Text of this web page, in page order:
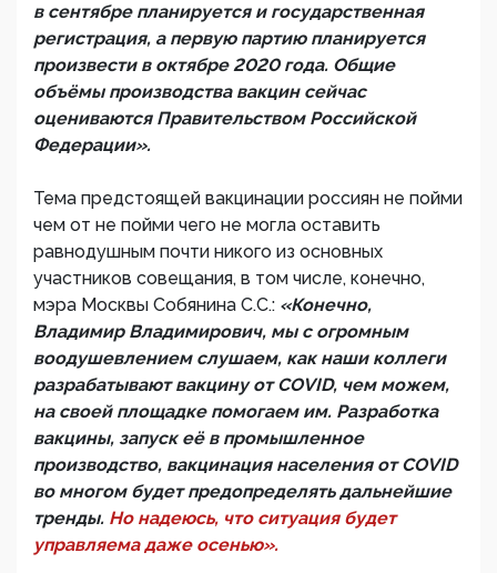
в сентябре планируется и государственная
регистрация, а первую партию планируется
произвести в октябре 2020 года. Общие
объёмы производства вакцин сейчас
оцениваются Правительством Российской
Федерации».
Тема предстоящей вакцинации россиян не пойми
чем от не пойми чего не могла оставить
равнодушным почти никого из основных
участников совещания, в том числе, конечно,
мэра Москвы Собянина С.С.: «Конечно,
Владимир Владимирович, мы с огромным
воодушевлением слушаем, как наши коллеги
разрабатывают вакцину от COVID, чем можем,
на своей площадке помогаем им. Разработка
вакцины, запуск её в промышленное
производство, вакцинация населения от COVID
во многом будет предопределять дальнейшие
тренды. Но надеюсь, что ситуация будет
управляема даже осенью».